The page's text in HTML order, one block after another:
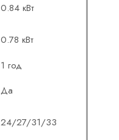
0.84 кВт
0.78 кВт
1 год
Да
24/27/31/33